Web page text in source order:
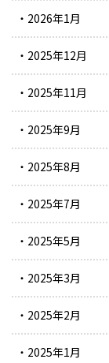
2026年1月
2025年12月
2025年11月
2025年9月
2025年8月
2025年7月
2025年5月
2025年3月
2025年2月
2025年1月